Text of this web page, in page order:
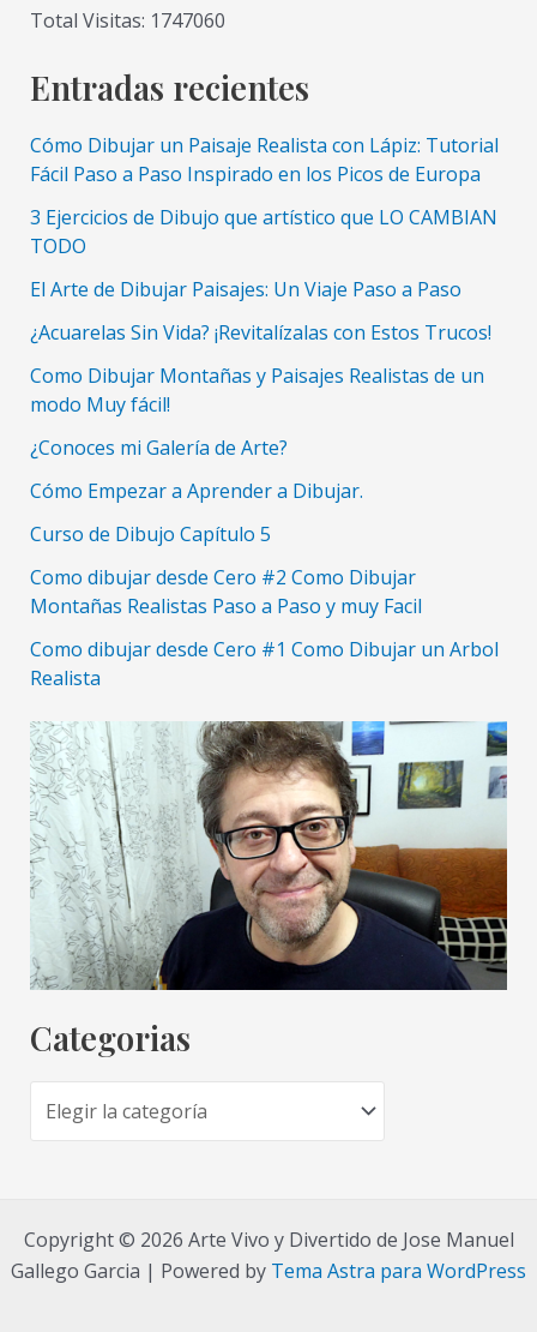
2
Texturas
Ejercicios
Prácticos
Total Visitas: 1747060
Entradas recientes
Cómo Dibujar un Paisaje Realista con Lápiz: Tutorial
Fácil Paso a Paso Inspirado en los Picos de Europa
3 Ejercicios de Dibujo que artístico que LO CAMBIAN
TODO
El Arte de Dibujar Paisajes: Un Viaje Paso a Paso
¿Acuarelas Sin Vida? ¡Revitalízalas con Estos Trucos!
Como Dibujar Montañas y Paisajes Realistas de un
modo Muy fácil!
¿Conoces mi Galería de Arte?
Cómo Empezar a Aprender a Dibujar.
Curso de Dibujo Capítulo 5
Como dibujar desde Cero #2 Como Dibujar
Montañas Realistas Paso a Paso y muy Facil
Como dibujar desde Cero #1 Como Dibujar un Arbol
Realista
Categorias
a
g
Copyright © 2026 Arte Vivo y Divertido de Jose Manuel
Gallego Garcia | Powered by Tema Astra para WordPress